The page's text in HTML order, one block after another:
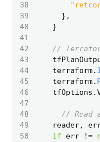
38
39
},
40
}
41
42
//
43
44
terraform.
45
terraform.
46
tfOptions .
47
48
// Read
49
reader,
50
if err !=